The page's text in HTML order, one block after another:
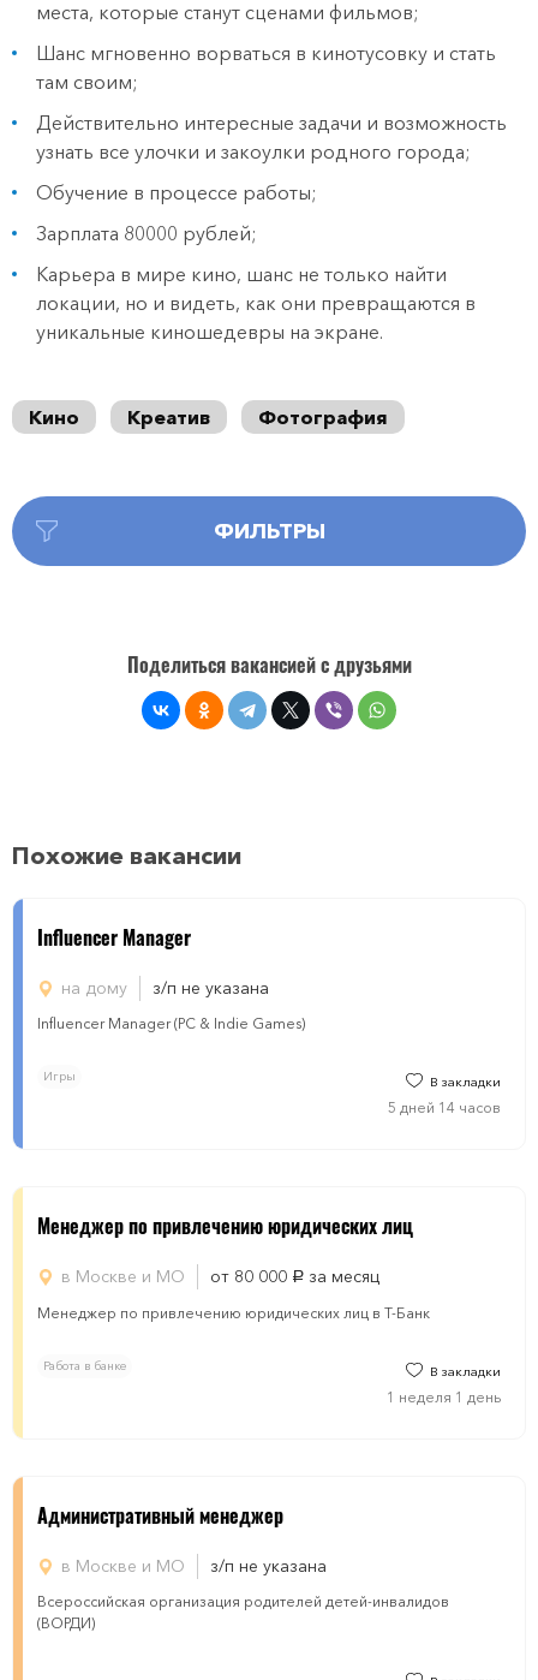
места, которые станут сценами фильмов;
Шанс мгновенно ворваться в кинотусовку и стать
там своим;
Действительно интересные задачи и возможность
узнать все улочки и закоулки родного города;
Обучение в процессе работы;
Зарплата 80000 рублей;
Карьера в мире кино, шанс не только найти
локации, но и видеть, как они превращаются в
уникальные киношедевры на экране.
Кино Креатив Фотография
ФИЛЬТРЫ
Поделиться вакансией с друзьями
Похожие вакансии
Influencer Manager
на дому з/п не указана
Influencer Manager (PC & Indie Games)
Игры В закладки
5 дней 14 часов
Менеджер по привлечению юридических лиц
в Москве и МО от 80 000 руб. за месяц
Менеджер по привлечению юридических лиц в Т-Банк
Работа в банке В закладки
1 неделя 1 день
Административный менеджер
в Москве и МО з/п не указана
Всероссийская организация родителей детей-инвалидов
(ВОРДИ)